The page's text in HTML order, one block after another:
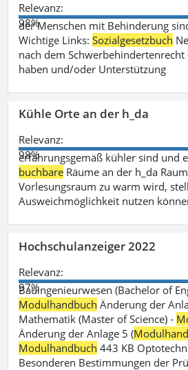
Relevanz:
98%
der Menschen mit Behinderung
Wichtige Links:Sozialgesetzbuch
nach dem Schwerbehindertenrecht
haben und/oder Unterstützung
Kühle Orte an der h_da
Relevanz:
98%
erfahrungsgemäß kühler sind und
buchbare Räume an der h_da Raum
Vorlesungsraum zu warm wird,
Ausweichmöglichkeit nutzen
Hochschulanzeiger 2022
Relevanz:
97%
Bauingenieurwesen (Bachelor of
Modulhandbuch Änderung der
Mathematik (Master of Science) -
Änderung der Anlage 5 (
Modulhandbuch 443 KB
Besonderen Bestimmungen der